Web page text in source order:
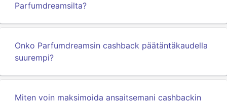
Parfumdreamsilta?
Onko Parfumdreamsin cashback päätäntäkaudella
suurempi?
Miten voin maksimoida ansaitsemani cashbackin